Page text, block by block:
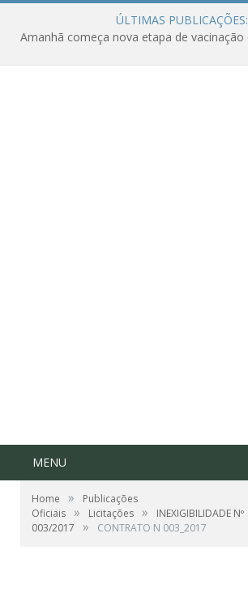
ÚLTIMAS PUBLICAÇÕES:
MENU
Home »
Publicações
Oficiais » Licitações »
INEXIGIBILIDADE Nº
003/2017
» CONTRATO N 003_2017